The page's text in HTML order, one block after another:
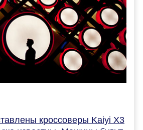
кроссоверы Kaiyi X3